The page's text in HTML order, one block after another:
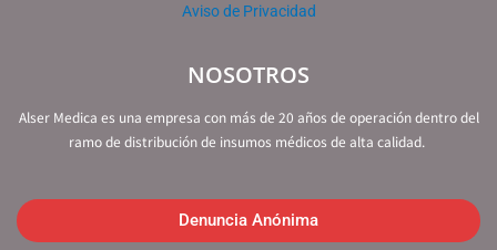
Aviso de Privacidad
NOSOTROS
Alser Medica es una empresa con más de 20 años de operación dentro del
ramo de distribución de insumos médicos de alta calidad.
Denuncia Anónima